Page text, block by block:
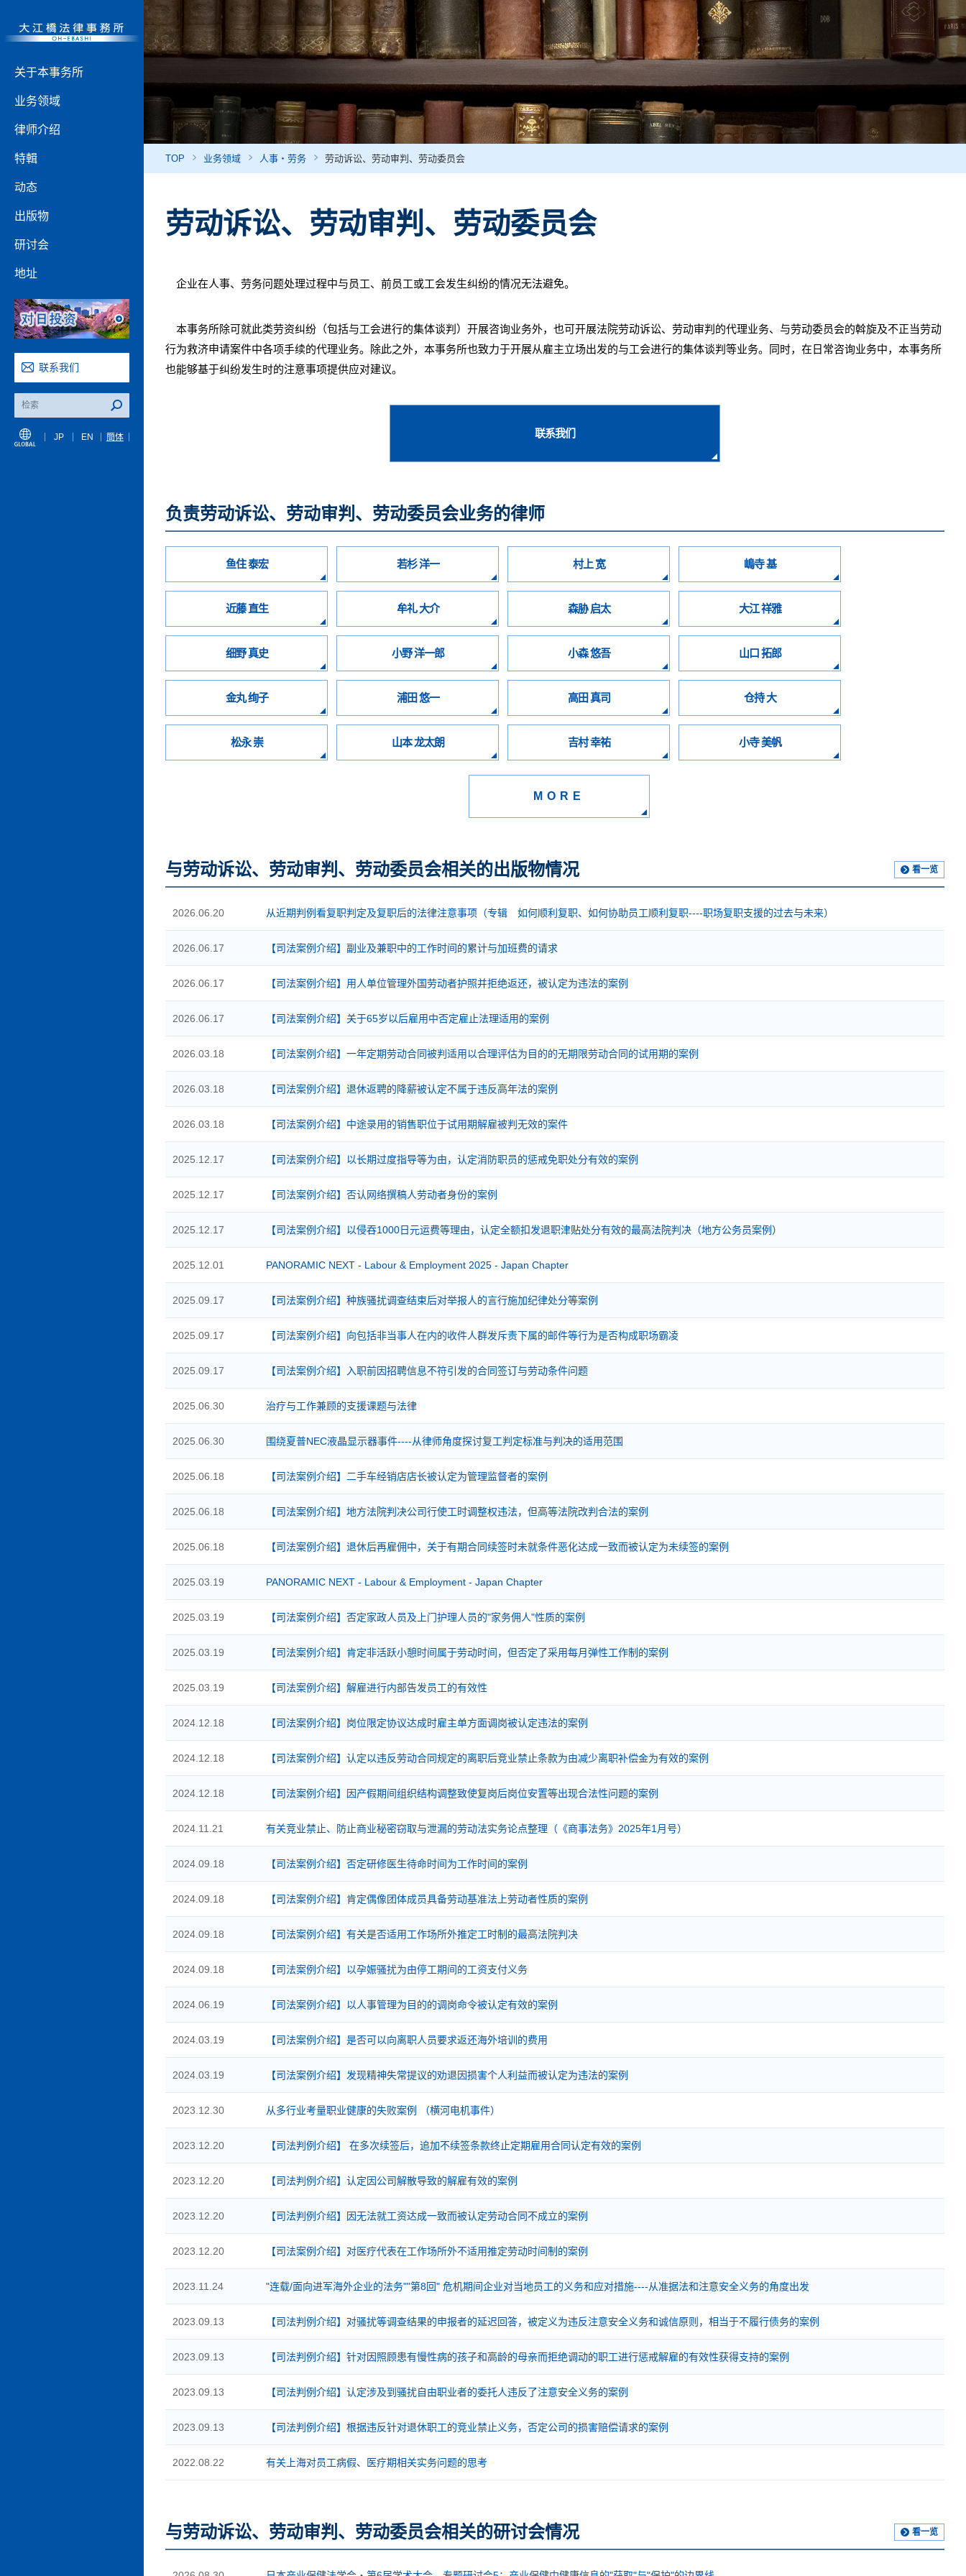
关于本事务所
业务领域
律师介绍
特輯
动态
出版物
研讨会
地址
联系我们
JP EN 簡体
TOP 业务领域 人事・劳务 劳动诉讼、劳动审判、劳动委员会
劳动诉讼、劳动审判、劳动委员会
企业在人事、劳务问题处理过程中与员工、前员工或工会发生纠纷的情况无法避免。
本事务所除可就此类劳资纠纷（包括与工会进行的集体谈判）开展咨询业务外，也可开展法院劳动诉讼、劳动审判的代理业务、与劳动委员会的斡旋及不正当劳动
行为救济申请案件中各项手续的代理业务。除此之外，本事务所也致力于开展从雇主立场出发的与工会进行的集体谈判等业务。同时，在日常咨询业务中，本事务所
也能够基于纠纷发生时的注意事项提供应对建议。
联系我们
负责劳动诉讼、劳动审判、劳动委员会业务的律师
鱼住 泰宏 若杉 洋一 村上 宽 嶋寺 基
近藤 直生 牟礼 大介 森胁 启太 大江 祥雅
细野 真史 小野 洋一郎 小森 悠吾 山口 拓郎
金丸 绚子 浦田 悠一 高田 真司 仓持 大
松永 崇 山本 龙太朗 吉村 幸祐 小寺 美帆
MORE
与劳动诉讼、劳动审判、劳动委员会相关的出版物情况 看一览
2026.06.20 从近期判例看复职判定及复职后的法律注意事项（专辑 如何顺利复职、如何协助员工顺利复职----职场复职支援的过去与未来）
2026.06.17 【司法案例介绍】副业及兼职中的工作时间的累计与加班费的请求
2026.06.17 【司法案例介绍】用人单位管理外国劳动者护照并拒绝返还，被认定为违法的案例
2026.06.17 【司法案例介绍】关于65岁以后雇用中否定雇止法理适用的案例
2026.03.18 【司法案例介绍】一年定期劳动合同被判适用以合理评估为目的的无期限劳动合同的试用期的案例
2026.03.18 【司法案例介绍】退休返聘的降薪被认定不属于违反高年法的案例
2026.03.18 【司法案例介绍】中途录用的销售职位于试用期解雇被判无效的案件
2025.12.17 【司法案例介绍】以长期过度指导等为由，认定消防职员的惩戒免职处分有效的案例
2025.12.17 【司法案例介绍】否认网络撰稿人劳动者身份的案例
2025.12.17 【司法案例介绍】以侵吞1000日元运费等理由，认定全额扣发退职津贴处分有效的最高法院判决（地方公务员案例）
2025.12.01 PANORAMIC NEXT - Labour & Employment 2025 - Japan Chapter
2025.09.17 【司法案例介绍】种族骚扰调查结束后对举报人的言行施加纪律处分等案例
2025.09.17 【司法案例介绍】向包括非当事人在内的收件人群发斥责下属的邮件等行为是否构成职场霸凌
2025.09.17 【司法案例介绍】入职前因招聘信息不符引发的合同签订与劳动条件问题
2025.06.30 治疗与工作兼顾的支援课题与法律
2025.06.30 围绕夏普NEC液晶显示器事件----从律师角度探讨复工判定标准与判决的适用范围
2025.06.18 【司法案例介绍】二手车经销店店长被认定为管理监督者的案例
2025.06.18 【司法案例介绍】地方法院判决公司行使工时调整权违法，但高等法院改判合法的案例
2025.06.18 【司法案例介绍】退休后再雇佣中，关于有期合同续签时未就条件恶化达成一致而被认定为未续签的案例
2025.03.19 PANORAMIC NEXT - Labour & Employment - Japan Chapter
2025.03.19 【司法案例介绍】否定家政人员及上门护理人员的"家务佣人"性质的案例
2025.03.19 【司法案例介绍】肯定非活跃小憩时间属于劳动时间，但否定了采用每月弹性工作制的案例
2025.03.19 【司法案例介绍】解雇进行内部告发员工的有效性
2024.12.18 【司法案例介绍】岗位限定协议达成时雇主单方面调岗被认定违法的案例
2024.12.18 【司法案例介绍】认定以违反劳动合同规定的离职后竞业禁止条款为由减少离职补偿金为有效的案例
2024.12.18 【司法案例介绍】因产假期间组织结构调整致使复岗后岗位安置等出现合法性问题的案例
2024.11.21 有关竞业禁止、防止商业秘密窃取与泄漏的劳动法实务论点整理（《商事法务》2025年1月号）
2024.09.18 【司法案例介绍】否定研修医生待命时间为工作时间的案例
2024.09.18 【司法案例介绍】肯定偶像团体成员具备劳动基准法上劳动者性质的案例
2024.09.18 【司法案例介绍】有关是否适用工作场所外推定工时制的最高法院判决
2024.09.18 【司法案例介绍】以孕娠骚扰为由停工期间的工资支付义务
2024.06.19 【司法案例介绍】以人事管理为目的的调岗命令被认定有效的案例
2024.03.19 【司法案例介绍】是否可以向离职人员要求返还海外培训的费用
2024.03.19 【司法案例介绍】发现精神失常提议的劝退因损害个人利益而被认定为违法的案例
2023.12.30 从多行业考量职业健康的失败案例 （横河电机事件）
2023.12.20 【司法判例介绍】 在多次续签后，追加不续签条款终止定期雇用合同认定有效的案例
2023.12.20 【司法判例介绍】认定因公司解散导致的解雇有效的案例
2023.12.20 【司法判例介绍】因无法就工资达成一致而被认定劳动合同不成立的案例
2023.12.20 【司法案例介绍】对医疗代表在工作场所外不适用推定劳动时间制的案例
2023.11.24 "连载/面向进军海外企业的法务""第8回" 危机期间企业对当地员工的义务和应对措施----从准据法和注意安全义务的角度出发
2023.09.13 【司法判例介绍】对骚扰等调查结果的申报者的延迟回答，被定义为违反注意安全义务和诚信原则，相当于不履行债务的案例
2023.09.13 【司法判例介绍】针对因照顾患有慢性病的孩子和高龄的母亲而拒绝调动的职工进行惩戒解雇的有效性获得支持的案例
2023.09.13 【司法判例介绍】认定涉及到骚扰自由职业者的委托人违反了注意安全义务的案例
2023.09.13 【司法判例介绍】根据违反针对退休职工的竞业禁止义务，否定公司的损害赔偿请求的案例
2022.08.22 有关上海对员工病假、医疗期相关实务问题的思考
与劳动诉讼、劳动审判、劳动委员会相关的研讨会情况 看一览